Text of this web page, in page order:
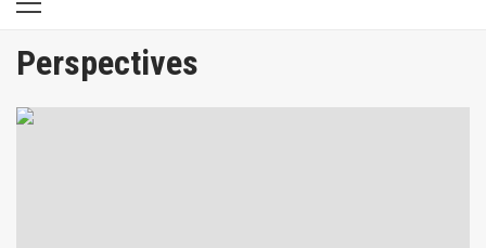
प्राथमिक
Perspectives